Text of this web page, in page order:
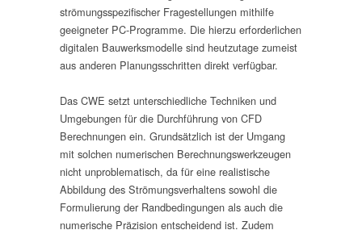
strömungsspezifischer Fragestellungen mithilfe
geeigneter PC-Programme. Die hierzu erforderlichen
digitalen Bauwerksmodelle sind heutzutage zumeist
aus anderen Planungsschritten direkt verfügbar.
Das CWE setzt unterschiedliche Techniken und
Umgebungen für die Durchführung von CFD
Berechnungen ein. Grundsätzlich ist der Umgang
mit solchen numerischen Berechnungswerkzeugen
nicht unproblematisch, da für eine realistische
Abbildung des Strömungsverhaltens sowohl die
Formulierung der Randbedingungen als auch die
numerische Präzision entscheidend ist. Zudem